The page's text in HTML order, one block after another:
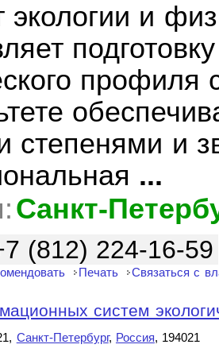
экологии и
степенями и
...
Санкт-
(812) 224-16-59
Печать Связаться с
систем
Санкт-Петербург, Россия, 194021